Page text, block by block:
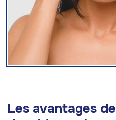
Les avantages